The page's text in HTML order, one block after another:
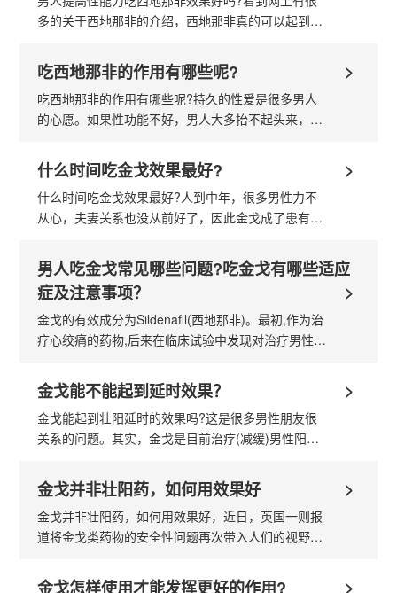
多的关于西地那非的介绍，西地那非真的可以起到网
非呢?什么样的西地那非能让男女在性生活更加的快
速的性福...
吃西地那非的作用有哪些呢? >
吃西地那非的作用有哪些呢?持久的性爱是很多男人
的心愿。如果性功能不好，男人大多抬不起头来，他
一些男人的烦恼，不少不了解西地那非的男人询问...
什么时间吃金戈效果最好? >
什么时间吃金戈效果最好?人到中年，很多男性力不
从心，夫妻关系也没从前好了，因此金戈成了患有阳
消除了很多男性的痛苦，所以在药店...
男人吃金戈常见哪些问题?吃金戈有哪些适应
症及注意事项？
>
金戈的有效成分为Sildenafil(西地那非)。最初,作为治
疗心绞痛的药物,后来在临床试验中发现对治疗男性勃
的药物治疗的新时代,那么男人吃金戈...
金戈能不能起到延时效果？ >
金戈能起到壮阳延时的效果吗?这是很多男性朋友很
关系的问题。其实，金戈是目前治疗(减缓)男性阳
年年稳居同类药物的前三。但是金戈的一...
金戈并非壮阳药，如何用效果好 >
金戈并非壮阳药，如何用效果好，近日，英国一则报
道将金戈类药物的安全性问题再次带入人们的视野。
死。其中，错误用药是导致不良反应的一...
金戈怎样使用才能发挥更好的作用? >